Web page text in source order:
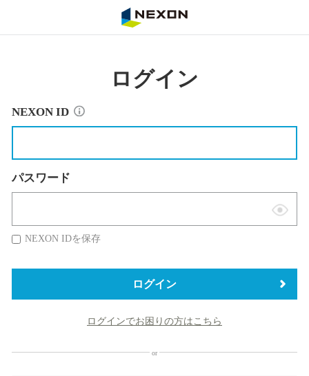
ログイン
NEXON ID
パスワード
表
替
NEXON IDを保存
ログイン
ログインでお困りの方はこちら